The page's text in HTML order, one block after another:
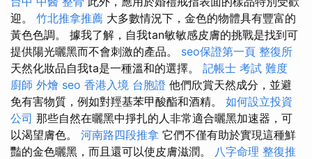
迎。 竹北推拿推薦 大多數情況下，金色的物體具有豐富的
黃色色調。 據我了解，自我tan敏敏感皮膚的挑戰是找到可
提供陽光曬黑而不會刺激的產品。 seo保證第一頁 整復所
天然化妝品自我ta是一種溫和的選擇。 記帳士 考試 難度
廚師 外燴 seo 香港入境 台胞證 他們欣賞天然成分，並避
免有害物質，例如對羥基苯甲酸酯和酒精。 如何設立投資
公司 那些自然在曬黑中掙扎的人非常適合曬黑加速器，可
以渴望膚色。 河南路四段推拿 它們不僅有助於實現這種鮮
豔的金色曬黑，而且還可以使皮膚滋潤。 八字命理 整復推